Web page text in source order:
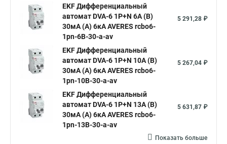
EKF Дифференциальный
автомат DVA-6 1P+N 6А (B)
30мА (A) 6кА AVERES rcbo6-
1pn-6B-30-a-av
5 291,28 ₽
EKF Дифференциальный
автомат DVA-6 1P+N 10А (B)
30мА (A) 6кА AVERES rcbo6-
1pn-10B-30-a-av
5 267,04 ₽
EKF Дифференциальный
автомат DVA-6 1P+N 13А (B)
30мА (A) 6кА AVERES rcbo6-
1pn-13B-30-a-av
5 631,87 ₽
Показать больше